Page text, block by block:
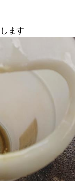
ます